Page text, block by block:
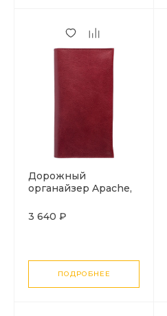
Дорожный
органайзер Apache,
3 640 ₽
ПОДРОБНЕЕ